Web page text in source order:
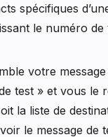
spécifiques
le numéro
votre
test » et vous le
la liste de
le message de